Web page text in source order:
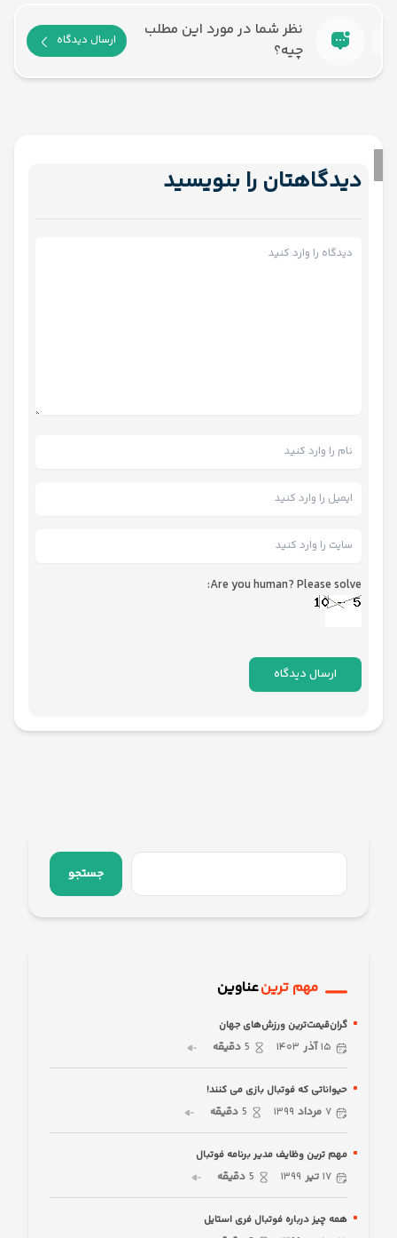
نظر شما در مورد این مطلب
چیه؟
ارسال دیدگاه
دیدگاهتان را بنویسید
Are you human? Please solve:
جستجو
مهم ترینعناوین
گران‌قیمت‌ترین ورزش‌های جهان
۱۵ آذر ۱۴۰۳ 5 دقیقه
حیواناتی که فوتبال بازی می کنند!
۷ مرداد ۱۳۹۹ 5 دقیقه
مهم ترین وظایف مدیر برنامه فوتبال
۱۷ تیر ۱۳۹۹ 5 دقیقه
همه چیز درباره فوتبال فری استایل